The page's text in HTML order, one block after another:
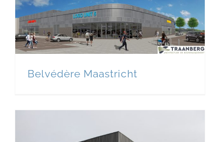
Belvédère Maastricht